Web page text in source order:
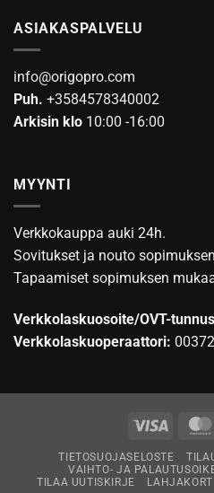
ASIAKASPALVELU
info@origopro.com
Puh. +3584578340002
Arkisin klo 10:00 -16:00
MYYNTI
Verkkokauppa auki 24h.
Sovitukset ja nouto
Tapaamiset sopimuksen
Verkkolaskuosoite/OVT-
Verkkolaskuoperaattori:
Visa
TIETOSUOJASELOSTE
VAIHTO- JA
TILAA UUTISKIRJE